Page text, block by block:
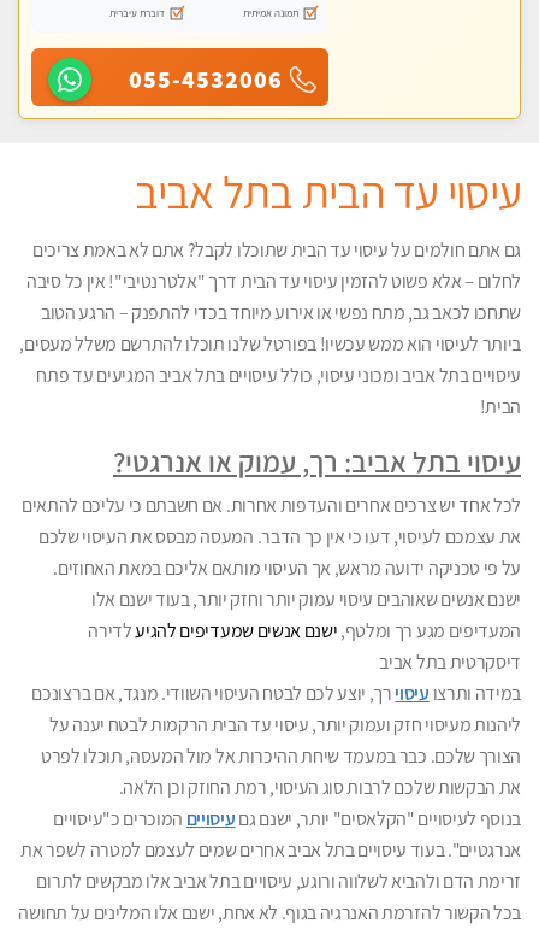
תמונה אמיתית
דוברת עיברית
055-4532006
עיסוי עד הבית בתל אביב
גם אתם חולמים על עיסוי עד הבית שתוכלו לקבל? אתם לא באמת צריכים
לחלום – אלא פשוט להזמין עיסוי עד הבית דרך "אלטרנטיבי"! אין כל סיבה
שתחכו לכאב גב, מתח נפשי או אירוע מיוחד בכדי להתפנק – הרגע הטוב
ביותר לעיסוי הוא ממש עכשיו! בפורטל שלנו תוכלו להתרשם משלל מעסים,
עיסויים בתל אביב ומכוני עיסוי, כולל עיסויים בתל אביב המגיעים עד פתח
הבית!
עיסוי בתל אביב: רך, עמוק או אנרגטי?
לכל אחד יש צרכים אחרים והעדפות אחרות. אם חשבתם כי עליכם להתאים
את עצמכם לעיסוי, דעו כי אין כך הדבר. המעסה מבסס את העיסוי שלכם
על פי טכניקה ידועה מראש, אך העיסוי מותאם אליכם במאת האחוזים.
ישנם אנשים שאוהבים עיסוי עמוק יותר וחזק יותר, בעוד ישנם אלו
המעדיפים מגע רך ומלטף, ישנם אנשים שמעדיפים להגיע לדירה
דיסקרטית בתל אביב
במידה ותרצו עיסוי רך, יוצע לכם לבטח העיסוי השוודי. מנגד, אם ברצונכם
ליהנות מעיסוי חזק ועמוק יותר, עיסוי עד הבית הרקמות לבטח יענה על
הצורך שלכם. כבר במעמד שיחת ההיכרות אל מול המעסה, תוכלו לפרט
את הבקשות שלכם לרבות סוג העיסוי, רמת החוזק וכן הלאה.
בנוסף לעיסויים "הקלאסים" יותר, ישנם גם עיסויים המוכרים כ"עיסויים
אנרגטיים". בעוד עיסויים בתל אביב אחרים שמים לעצמם למטרה לשפר את
זרימת הדם ולהביא לשלווה ורוגע, עיסויים בתל אביב אלו מבקשים לתרום
בכל הקשור להזרמת האנרגיה בגוף. לא אחת, ישנם אלו המלינים על תחושה